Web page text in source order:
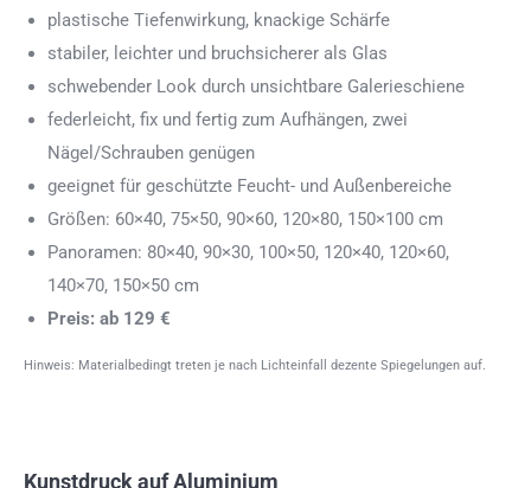
plastische Tiefenwirkung, knackige Schärfe
stabiler, leichter und bruchsicherer als Glas
schwebender Look durch unsichtbare Galerieschiene
federleicht, fix und fertig zum Aufhängen, zwei
Nägel/Schrauben genügen
geeignet für geschützte Feucht- und Außenbereiche
Größen: 60×40, 75×50, 90×60, 120×80, 150×100 cm
Panoramen: 80×40, 90×30, 100×50, 120×40, 120×60,
140×70, 150×50 cm
Preis: ab 129 €
Hinweis: Materialbedingt treten je nach Lichteinfall dezente Spiegelungen auf.
Kunstdruck auf Aluminium